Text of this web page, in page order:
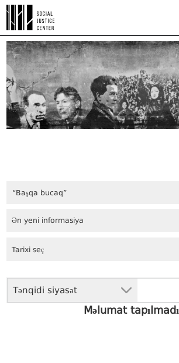
“Başqa bucaq”
Tənqidi siyasət
Ən yeni informasiya
Məlumat tapılmadı